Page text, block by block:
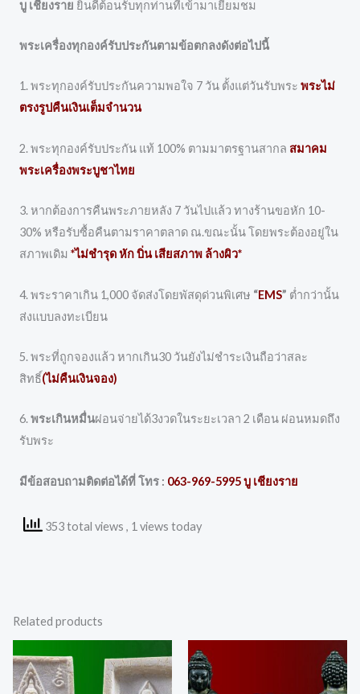
บู เชียงราย ยินดีต้อนรับทุกท่านที่เข้ามาเยี่ยมชม
พระเครื่องทุกองค์รับประกันตามข้อตกลงดังต่อไปนี้
1. พระทุกองค์รับประกันความพอใจ 7 วัน ตั้งแต่วันรับพระ พระไม่
ตรงรูปคืนเงินเต็มจำนวน
2. พระทุกองค์รับประกัน แท้ 100% ตามมาตรฐานสากล สมาคม
พระเครื่องพระบูชาไทย
3. หากต้องการคืนพระภายหลัง 7 วันไปแล้ว ทางร้านขอหัก 10-
30% หรือรับซื้อคืนตามราคาตลาด ณ.ขณะนั้น โดยพระต้องอยู่ใน
สภาพเดิม *ไม่ชำรุด หัก บิ่น เสียสภาพ ล้างผิว*
4. พระราคาเกิน 1,000 จัดส่งโดยพัสดุด่วนพิเศษ “EMS” ต่ำกว่านั้น
ส่งแบบลงทะเบียน
5. พระที่ถูกจองแล้ว หากเกิน30 วันยังไม่ชำระเงินถือว่าสละ
สิทธิ์(ไม่คืนเงินจอง)
6.พระเกินหมื่นผ่อนจ่ายได้3งวดในระยะเวลา 2 เดือน ผ่อนหมดถึง
รับพระ
มีข้อสอบถามติดต่อได้ที่ โทร : 063-969-5995 บู เชียงราย
353 total views , 1 views today
Related products